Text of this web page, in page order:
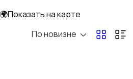
Оформление
🌍Показать на карте
По новизне